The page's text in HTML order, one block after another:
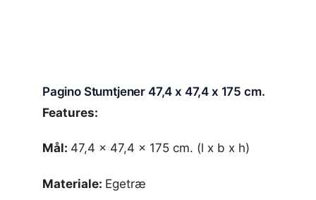
Pagino Stumtjener 47,4 x 47,4 x 175 cm.
Features:
Mål: 47,4 x 47,4 x 175 cm. (l x b x h)
Materiale: Egetræ